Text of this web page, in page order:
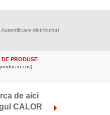
Autentificare distribuitori
DE PRODUSE
in cos)
de aici
CALOR